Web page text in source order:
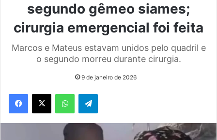
segundo gêmeo siames;
cirurgia emergencial foi feita
Marcos e Mateus estavam unidos pelo quadril e
o segundo morreu durante cirurgia.
9 de janeiro de 2026
WhatsAppTelegram